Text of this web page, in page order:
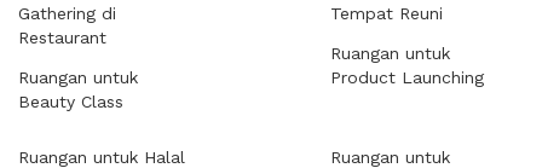
Gathering di
Restaurant
Ruangan untuk
Beauty Class
Tempat Reuni
Ruangan untuk
Product Launching
Ruangan untuk Halal
Ruangan untuk